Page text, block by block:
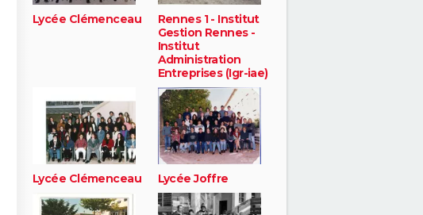
Lycée Clémenceau
Rennes 1 - Institut
Gestion Rennes -
Institut
Administration
Entreprises (Igr-iae)
Lycée Clémenceau Lycée Joffre